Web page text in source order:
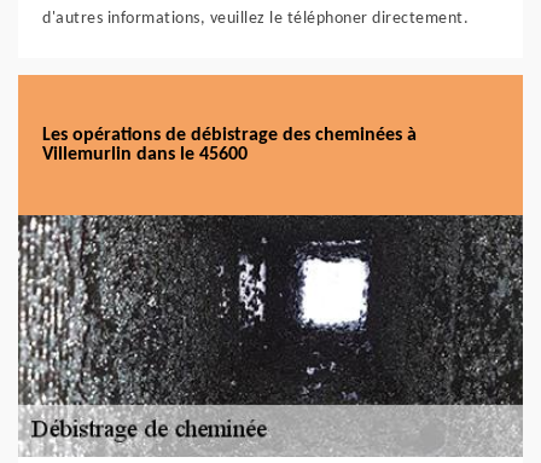
d'autres informations, veuillez le téléphoner directement.
Les opérations de débistrage des cheminées à
Villemurlin dans le 45600